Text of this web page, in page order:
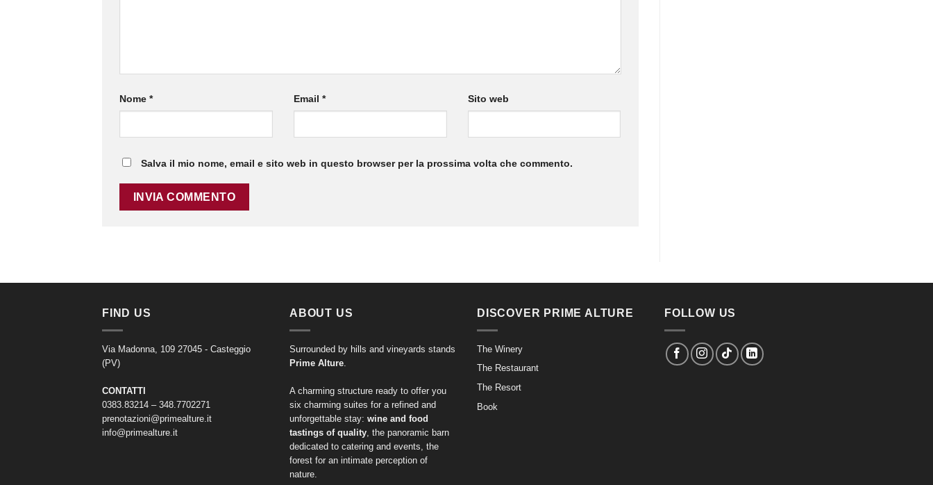
Nome * Email * Sito web
Salva il mio nome, email e sito web in questo browser per la prossima volta che commento.
FIND US
Via Madonna, 109 27045 - Casteggio
(PV)
CONTATTI
0383.83214 – 348.7702271
prenotazioni@primealture.it
info@primealture.it
ABOUT US
Surrounded by hills and vineyards stands
Prime Alture
A charming structure ready to offer you
six charming suites for a refined and
unforgettable stay: wine and food
tastings of quality , the panoramic barn
dedicated to catering and events, the
forest for an intimate perception of
nature.
DISCOVER PRIME ALTURE
The Winery
The Restaurant
The Resort
Book
FOLLOW US